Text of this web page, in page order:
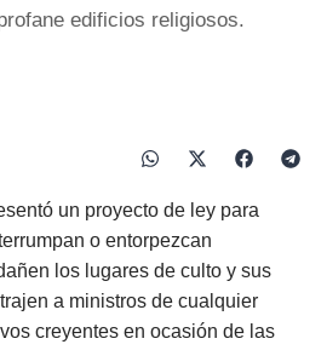
edificios religiosos.
un proyecto de ley para
o entorpezcan
los lugares de culto y sus
a ministros de cualquier
creyentes en ocasión de las